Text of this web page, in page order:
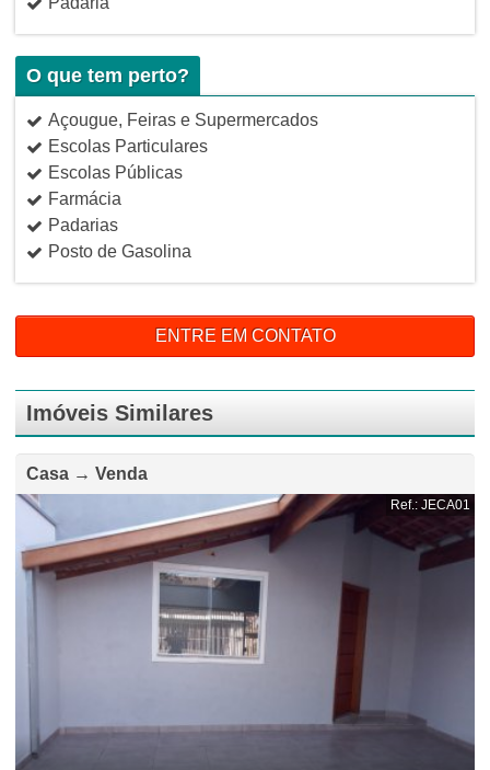
O que tem perto?
Açougue, Feiras e Supermercados
Escolas Particulares
Escolas Públicas
Farmácia
Padarias
Posto de Gasolina
ENTRE EM CONTATO
Imóveis Similares
Casa → Venda
Ref.: JECA01